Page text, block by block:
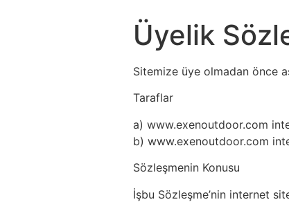
Üyelik
Sitemize üye olmadan önce
Taraflar
a) www.exenoutdoor.com
b) www.exenoutdoor.com
Sözleşmenin Konusu
İşbu Sözleşme’nin internet